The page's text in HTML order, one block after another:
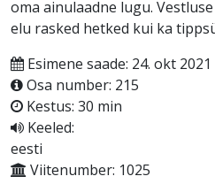
oma ainulaadne lugu.
elu rasked hetked kui ka
Esimene saade: 24. okt 2021
Osa number: 215
Kestus: 30 min
Keeled:
eesti
Viitenumber: 1025